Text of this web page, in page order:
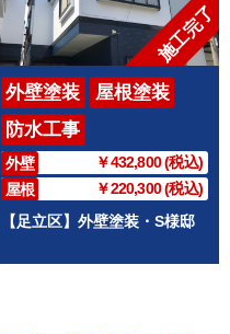
施工完了
外壁塗装
屋根塗装
防水工事
外壁
￥432,800 (税込)
屋根
￥220,300 (税込)
【足立区】外壁塗装・S様邸